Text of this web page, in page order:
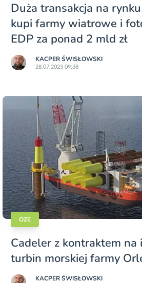
Duża transakcja na
kupi farmy wiatrowe i
EDP za ponad 2 mld zł
KACPER ŚWISŁO­WSKI
28.07.2023 09:38
OZE
Cadeler z kontraktem na
turbin morskiej farmy
KACPER ŚWISŁO­WSKI